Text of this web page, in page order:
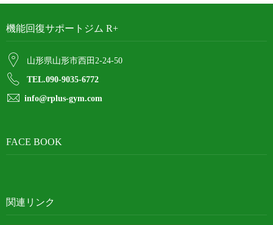
機能回復サポートジム R+
山形県山形市西田2-24-50
TEL.090-9035-6772
info@rplus-gym.com
FACE BOOK
関連リンク